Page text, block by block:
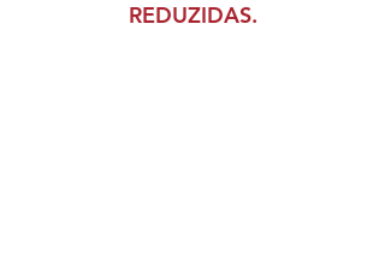
REDUZIDAS.